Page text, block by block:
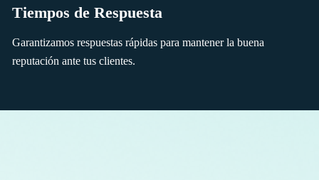
Tiempos de Respuesta
Garantizamos respuestas rápidas para mantener la buena
reputación ante tus clientes.